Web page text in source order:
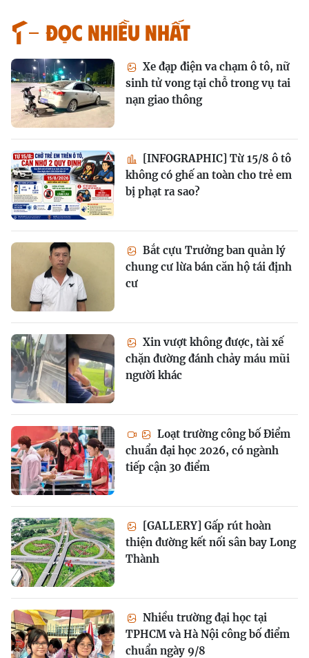
Đọc nhiều nhất
Xe đạp điện va chạm ô tô, nữ
sinh tử vong tại chỗ trong vụ tai
nạn giao thông
[INFOGRAPHIC] Từ 15/8 ô tô
không có ghế an toàn cho trẻ em
bị phạt ra sao?
Bắt cựu Trưởng ban quản lý
chung cư lừa bán căn hộ tái định
cư
Xin vượt không được, tài xế
chặn đường đánh chảy máu mũi
người khác
Loạt trường công bố Điểm
chuẩn đại học 2026, có ngành
tiếp cận 30 điểm
[GALLERY] Gấp rút hoàn
thiện đường kết nối sân bay Long
Thành
Nhiều trường đại học tại
TPHCM và Hà Nội công bố điểm
chuẩn ngày 9/8